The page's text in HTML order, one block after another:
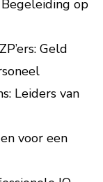
Begeleiding op
Geld
Leiders van
voor een